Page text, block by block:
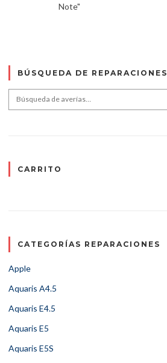
Note"
BÚSQUEDA DE REPARACIONES
Search for:
CARRITO
CATEGORÍAS REPARACIONES
Apple
Aquaris A4.5
Aquaris E4.5
Aquaris E5
Aquaris E5S